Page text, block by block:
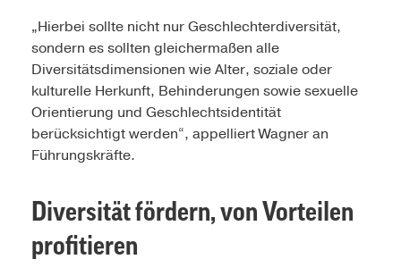
„Hierbei sollte nicht nur Geschlechterdiversität,
sondern es sollten gleichermaßen alle
Diversitätsdimensionen wie Alter, soziale oder
kulturelle Herkunft, Behinderungen sowie sexuelle
Orientierung und Geschlechtsidentität
berücksichtigt werden“, appelliert Wagner an
Führungskräfte.
Diversität fördern, von Vorteilen
profitieren